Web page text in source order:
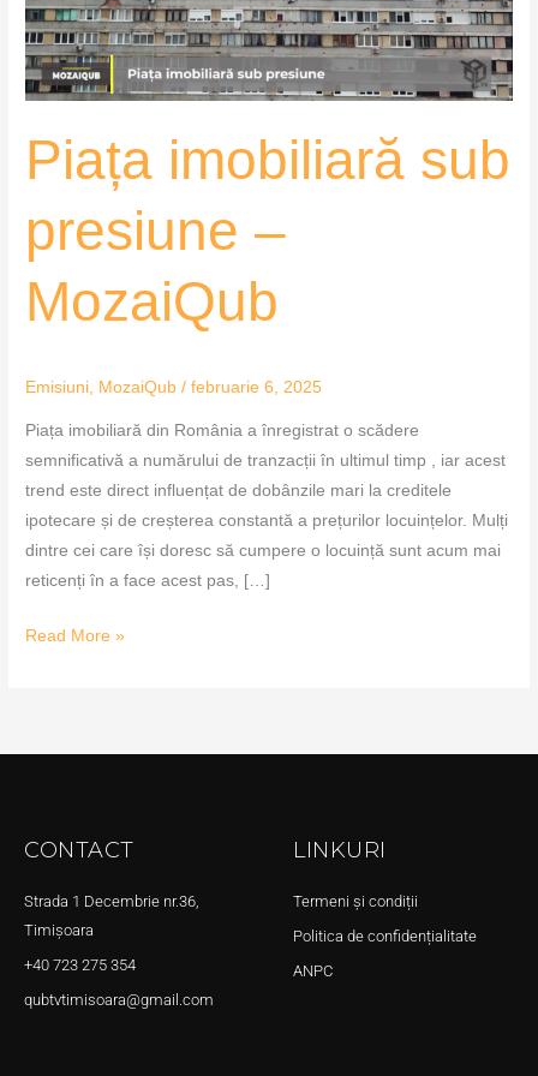
Piața imobiliară sub
presiune –
MozaiQub
Emisiuni, MozaiQub /februarie 6, 2025
Piața imobiliară din România a înregistrat o scădere
semnificativă a numărului de tranzacții în ultimul timp , iar acest
trend este direct influențat de dobânzile mari la creditele
ipotecare și de creșterea constantă a prețurilor locuințelor. Mulți
dintre cei care își doresc să cumpere o locuință sunt acum mai
reticenți în a face acest pas, […]
Read More »
CONTACT
Strada 1 Decembrie nr.36,
Timișoara
+40 723 275 354
qubtvtimisoara@gmail.com
LINKURI
Termeni și condiții
Politica de confidențialitate
ANPC